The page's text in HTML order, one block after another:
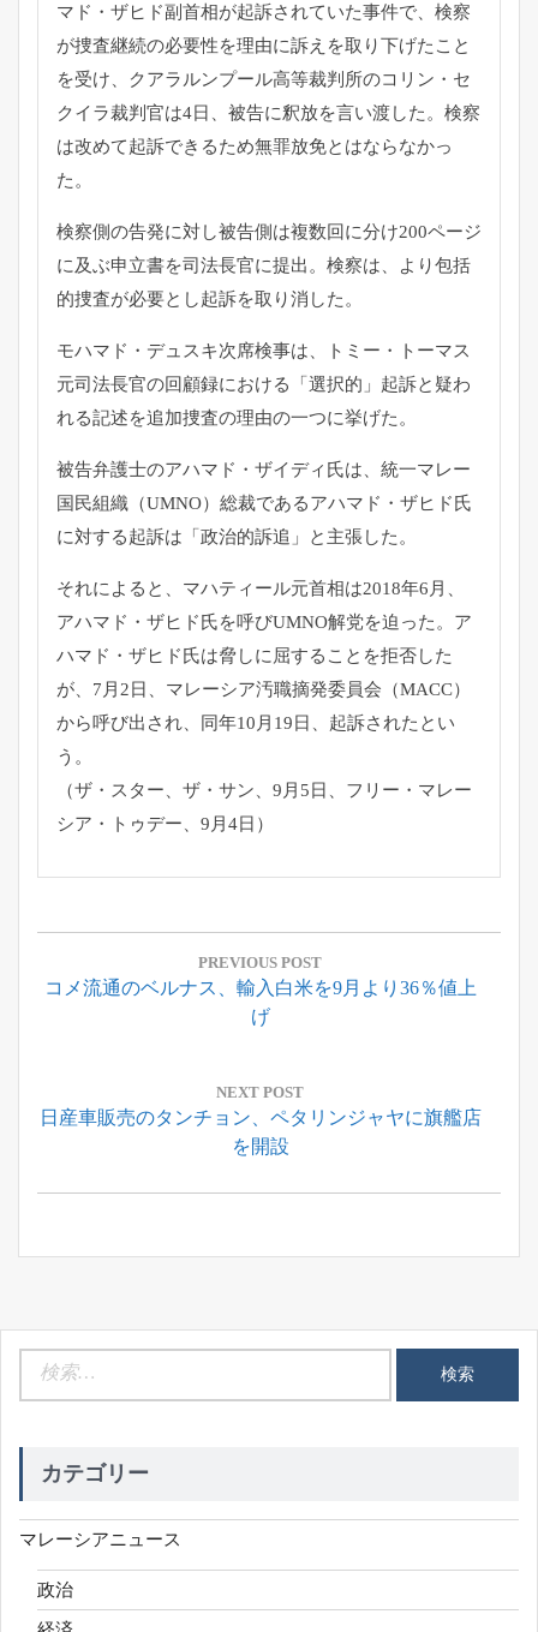
マド・ ザヒド副首相が起訴されていた事件で、 検察
が捜査継続の必要性を理由に訴えを取り下げたこと
を受け、
クアラルンプール高等裁判所のコリン・セ
クイラ裁判官は4日、 被告に釈放を言い渡した。 検察
は改めて起訴できるため無罪放免とはならなかっ
た。
検察側の告発に対し被告側は複数回に分け200ページ
に及ぶ申立書を司法長官に提出。検察は、
より包括
的捜査が必要とし起訴を取り消した。
モハマド・デュスキ次席検事は、トミー・
トーマス
元司法長官の回顧録における「選択的」 起訴と疑わ
れる記述を追加捜査の理由の一つに挙げた。
被告弁護士のアハマド・ザイディ氏は、統一マレー
国民組織（UMNO）総裁であるアハマド・ザヒド氏
に対する起訴は「 政治的訴追」と主張した。
それによると、マハティール元首相は2018年6月、
アハマド・ ザヒド氏を呼びUMNO解党を迫った。ア
ハマド・ ザヒド氏は脅しに屈することを拒否した
が、7月2日、 マレーシア汚職摘発委員会（MACC）
から呼び出され、
同年10月19日、起訴されたとい
う。
（ザ・スター、ザ・サン、9月5日、フリー・マレー
シア・
トゥデー、9月4日）
投
ナ
シ
ン
PREVIOUS POST
Previous
コメ流通のベルナス、輸入白米を9月より36％値上
げ
NEXT POST
Next
日産車販売のタンチョン、ペタリンジャヤに旗艦店
を開設
カテゴリー
マレーシアニュース
政治